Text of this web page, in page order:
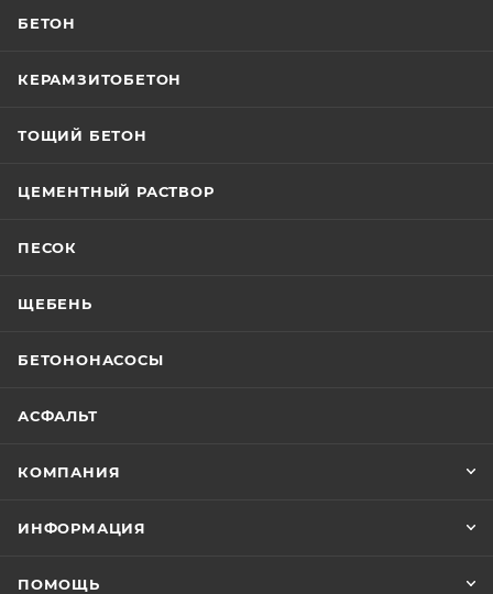
БЕТОН
КЕРАМЗИТОБЕТОН
ТОЩИЙ БЕТОН
ЦЕМЕНТНЫЙ РАСТВОР
ПЕСОК
ЩЕБЕНЬ
БЕТОНОНАСОСЫ
АСФАЛЬТ
КОМПАНИЯ
ИНФОРМАЦИЯ
ПОМОЩЬ